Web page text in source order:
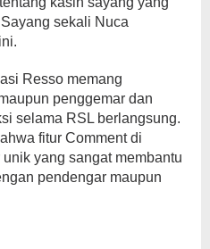
sekali Nuca
Resso memang
penggemar dan
selama RSL berlangsung.
fitur Comment di
yang sangat membantu
pendengar maupun